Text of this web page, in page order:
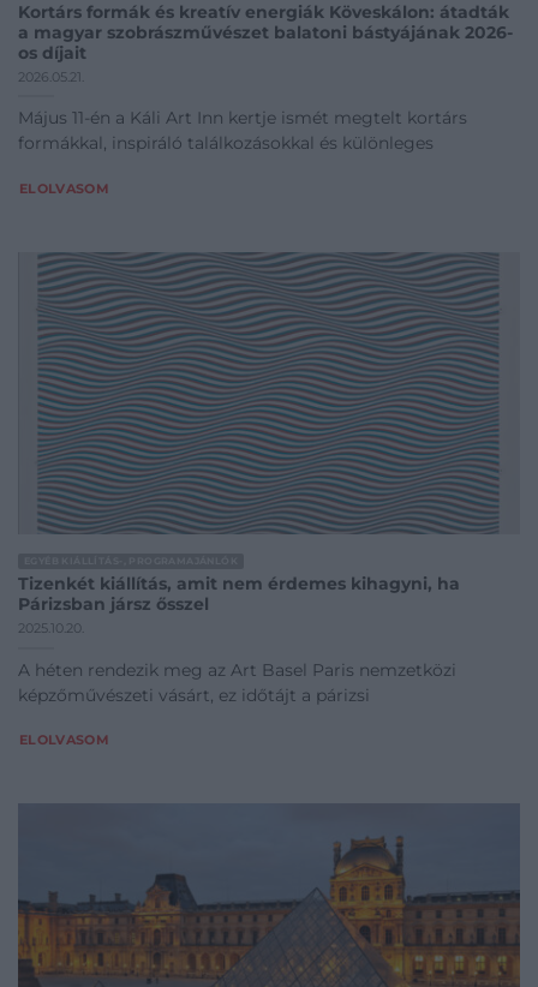
Kortárs formák és kreatív energiák Köveskálon: átadták
a magyar szobrászművészet balatoni bástyájának 2026-
os díjait
2026.05.21.
Május 11-én a Káli Art Inn kertje ismét megtelt kortárs
formákkal, inspiráló találkozásokkal és különleges
ELOLVASOM
Tizenkét kiállítás, amit nem érdemes kihagyni, ha
Párizsban jársz ősszel
2025.10.20.
A héten rendezik meg az Art Basel Paris nemzetközi
képzőművészeti vásárt, ez időtájt a párizsi
ELOLVASOM